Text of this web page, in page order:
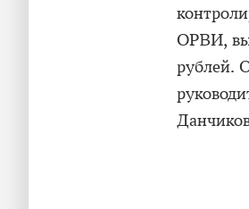
ОРВИ,
рублей.